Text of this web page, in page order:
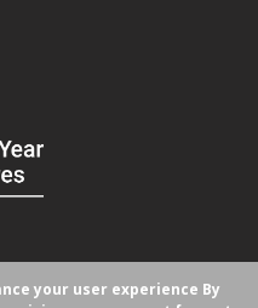
your user experience By